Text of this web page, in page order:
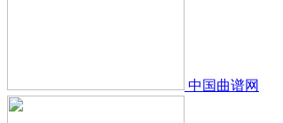
中国曲谱网